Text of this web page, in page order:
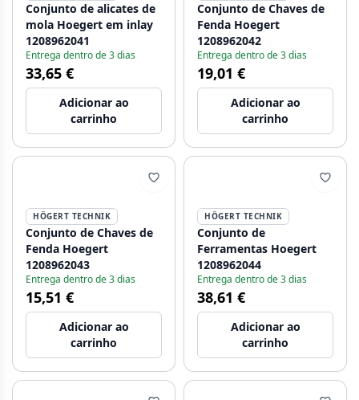
Conjunto de alicates de
mola Hoegert em inlay
1208962041
Entrega dentro de 3 dias
33,65 €
Adicionar ao
carrinho
Conjunto de Chaves de
Fenda Hoegert
1208962042
Entrega dentro de 3 dias
19,01 €
Adicionar ao
carrinho
HÖGERT TECHNIK
Conjunto de Chaves de
Fenda Hoegert
1208962043
Entrega dentro de 3 dias
15,51 €
Adicionar ao
carrinho
HÖGERT TECHNIK
Conjunto de
Ferramentas Hoegert
1208962044
Entrega dentro de 3 dias
38,61 €
Adicionar ao
carrinho